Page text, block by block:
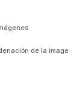
móviles
de la image